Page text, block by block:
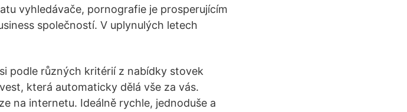
vyhledávače, pornografie je prosperujícím
společností. V uplynulých letech
podle různých kritérií z nabídky stovek
která automaticky dělá vše za vás.
na internetu. Ideálně rychle, jednoduše a